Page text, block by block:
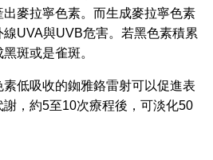
麥拉寧色素。而生成麥拉寧色素
UVA與UVB危害。若黑色素積累
斑或是雀斑。
低吸收的銣雅鉻雷射可以促進表
謝，約5至10次療程後，可淡化50